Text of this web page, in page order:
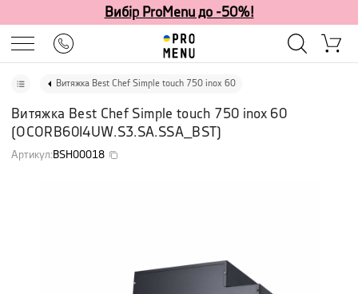
Вибір ProMenu до -50%!
Витяжка Best Chef Simple touch 750 inox 60
Витяжка Best Chef Simple touch 750 inox 60
(OCORB60I4UW.S3.SA.SSA_BST)
Артикул:BSH00018